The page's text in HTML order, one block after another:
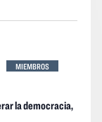
la democracia,
MIEMBROS